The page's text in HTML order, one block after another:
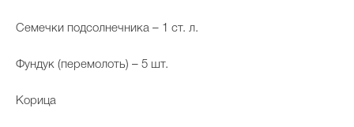
Семечки подсолнечника – 1 ст. л.
Фундук (перемолоть) – 5 шт.
Корица